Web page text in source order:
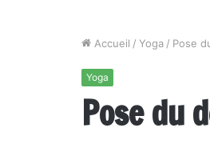
Accueil / Yoga / Pose
Yoga
Pose du